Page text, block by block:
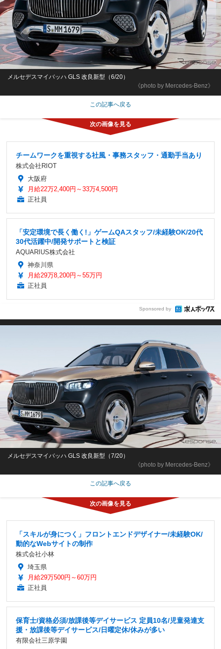
《photo by Mercedes-Benz》
メルセデスマイバッハ GLS 改良新型（6/20）
この記事へ戻る
チームワークを重視する社風・事務スタッフ・通勤手当あり
株式会社RIOT
大阪府
月給22万2,400円～33万4,500円
正社員
「安定環境で長く働く!」ゲームQAスタッフ/未経験OK/20代
30代活躍中/開発サポートと検証
AQUARIUS株式会社
神奈川県
月給29万8,200円～55万円
正社員
Sponsored by
《photo by Mercedes-Benz》
メルセデスマイバッハ GLS 改良新型（7/20）
この記事へ戻る
「スキルが身につく」フロントエンドデザイナー/未経験OK/
動的なWebサイトの制作
株式会社小林
埼玉県
月給29万500円～60万円
正社員
保育士/資格必須/放課後等デイサービス 定員10名/児童発達支
援・放課後等デイサービス/日曜定休/休みが多い
有限会社三原学園